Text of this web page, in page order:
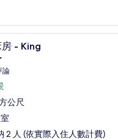
險箱、筆電工作空間 豪華大
- King
10 分
論
公尺
2 人 (依實際入住人數計費)